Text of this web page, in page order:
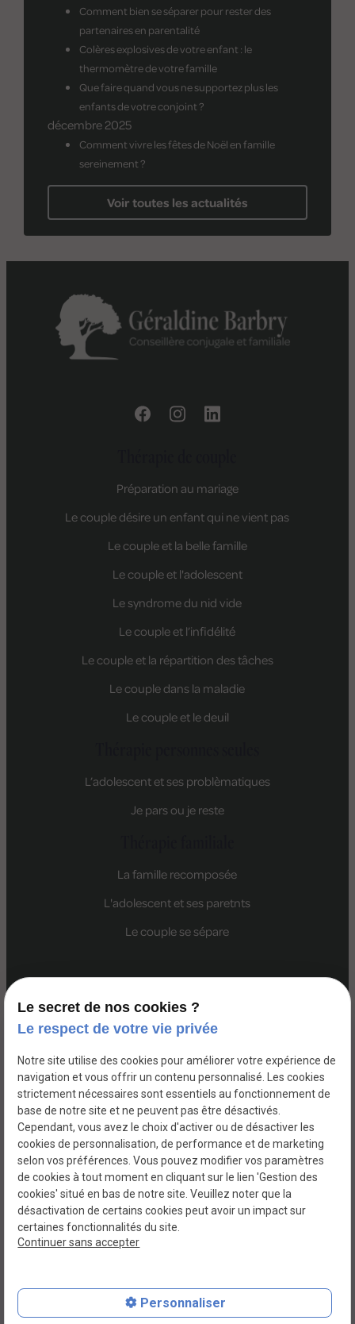
Comment bien se séparer pour rester des
partenaires en parentalité
Colères explosives de votre enfant : le
thermomètre de votre famille
Que faire quand vous ne supportez plus les
enfants de votre conjoint ?
décembre 2025
Comment vivre les fêtes de Noël en famille
sereinement ?
Voir toutes les actualités
Préparation au mariage
Le couple désire un enfant qui ne vient pas
Le couple et la belle famille
Le couple et l'adolescent
Le syndrome du nid vide
Le couple et l’infidélité
Le couple et la répartition des tâches
Le couple dans la maladie
Le couple et le deuil
L’adolescent et ses problèmatiques
Je pars ou je reste
La famille recomposée
L'adolescent et ses paretnts
Le couple se sépare
BonduesCroix
La
Madeleine
Lille
Marcq-en-
Baroeul
Mentions légales
Politique de
confidentialité
Plan
du site
Gestion des cookies
SIRET :
89268079400013
Le secret de nos cookies ?
Le respect de votre vie privée
Notre site utilise des cookies pour améliorer votre expérience de
navigation et vous offrir un contenu personnalisé. Les cookies
strictement nécessaires sont essentiels au fonctionnement de
base de notre site et ne peuvent pas être désactivés.
Cependant, vous avez le choix d'activer ou de désactiver les
cookies de personnalisation, de performance et de marketing
selon vos préférences. Vous pouvez modifier vos paramètres
de cookies à tout moment en cliquant sur le lien 'Gestion des
cookies' situé en bas de notre site. Veuillez noter que la
désactivation de certains cookies peut avoir un impact sur
certaines fonctionnalités du site.
Continuer sans accepter
Personnaliser